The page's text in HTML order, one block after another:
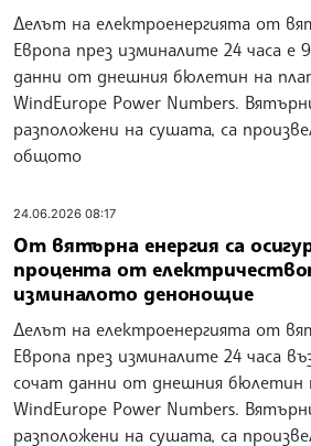
Делът на електроенергията от
Европа през изминалите 24 часа е
данни от днешния бюлетин на
WindEurope Power Numbers.
разположени на сушата, са
общото
24.06.2026 08:17
От вятърна енергия са
процента от
изминалото денонощие
Делът на електроенергията от
Европа през изминалите 24 часа
сочат данни от днешния
WindEurope Power Numbers.
разположени на сушата, са